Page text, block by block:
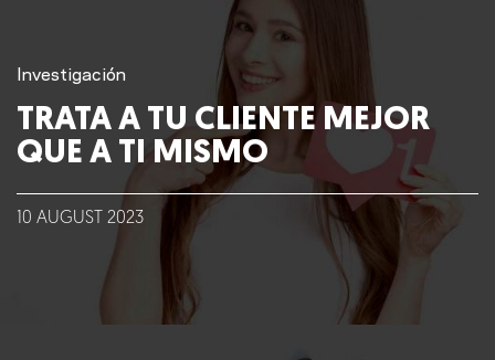
Investigación
TRATA A TU CLIENTE MEJOR
QUE A TI MISMO
10 AUGUST 2023